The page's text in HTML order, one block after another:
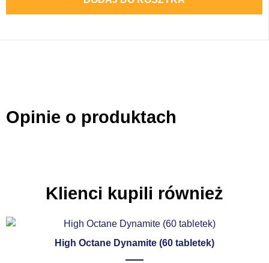
Opinie o produktach
Klienci kupili również
High Octane Dynamite (60 tabletek)